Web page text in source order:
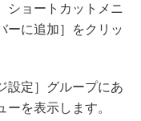
ショートカットメニ
ーに追加］をクリッ
設定］グループにあ
を表示します。